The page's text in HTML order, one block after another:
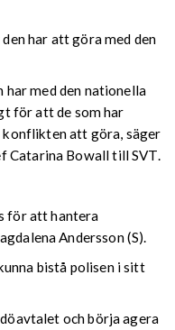
har att göra med den
med den nationella
för att de som har
konflikten att göra, säger
Catarina Bowall till SVT.
för att hantera
Andersson (S).
bistå polisen i sitt
och börja agera